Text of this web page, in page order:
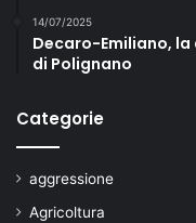
14/07/2025
Decaro-Emiliano,
di Polignano
Categorie
aggressione
Agricoltura